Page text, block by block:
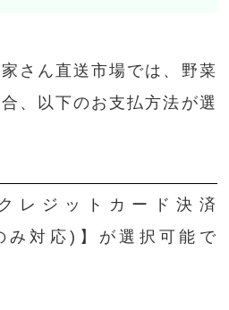
さん直送市場では、野菜
、以下のお支払方法が選
レジットカード決済
み対応)】が選択可能で